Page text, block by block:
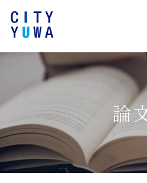
論